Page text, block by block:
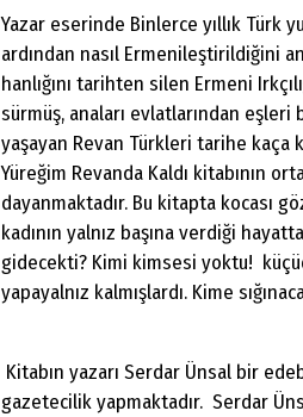
Yazar eserinde Binlerce yıllık Türk
ardından nasıl Ermenileştirildiğini
hanlığını tarihten silen Ermeni
sürmüş, anaları evlatlarından eşleri
yaşayan Revan Türkleri tarihe kaça
Yüreğim Revanda Kaldı kitabının
dayanmaktadır. Bu kitapta kocası
kadının yalnız başına verdiği
gidecekti? Kimi kimsesi yoktu!
yapayalnız kalmışlardı. Kime
Kitabın yazarı Serdar Ünsal bir
gazetecilik yapmaktadır. Serdar